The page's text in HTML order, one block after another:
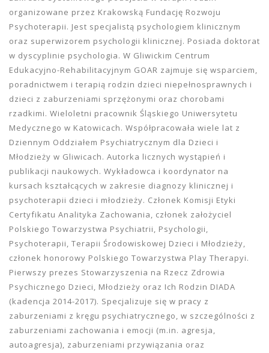
organizowane przez Krakowską Fundację Rozwoju
Psychoterapii. Jest specjalistą psychologiem klinicznym
oraz superwizorem psychologii klinicznej. Posiada doktorat
w dyscyplinie psychologia. W Gliwickim Centrum
Edukacyjno-Rehabilitacyjnym GOAR zajmuje się wsparciem,
poradnictwem i terapią rodzin dzieci niepełnosprawnych i
dzieci z zaburzeniami sprzężonymi oraz chorobami
rzadkimi. Wieloletni pracownik Śląskiego Uniwersytetu
Medycznego w Katowicach. Współpracowała wiele lat z
Dziennym Oddziałem Psychiatrycznym dla Dzieci i
Młodzieży w Gliwicach. Autorka licznych wystąpień i
publikacji naukowych. Wykładowca i koordynator na
kursach kształcących w zakresie diagnozy klinicznej i
psychoterapii dzieci i młodzieży. Członek Komisji Etyki
Certyfikatu Analityka Zachowania, członek założyciel
Polskiego Towarzystwa Psychiatrii, Psychologii,
Psychoterapii, Terapii Środowiskowej Dzieci i Młodzieży,
członek honorowy Polskiego Towarzystwa Play Therapyi.
Pierwszy prezes Stowarzyszenia na Rzecz Zdrowia
Psychicznego Dzieci, Młodzieży oraz Ich Rodzin DIADA
(kadencja 2014-2017). Specjalizuje się w pracy z
zaburzeniami z kręgu psychiatrycznego, w szczególności z
zaburzeniami zachowania i emocji (m.in. agresja,
autoagresja), zaburzeniami przywiązania oraz